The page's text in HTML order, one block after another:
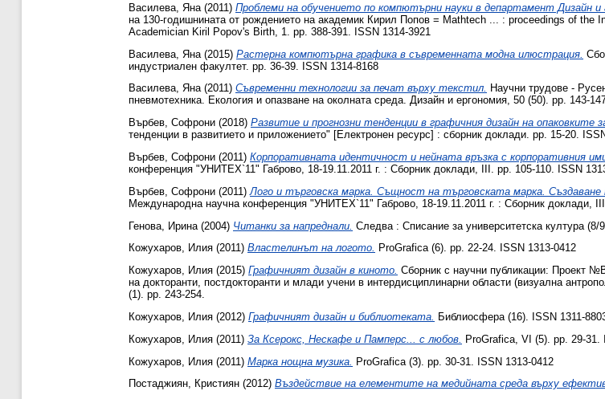
Василева, Яна (2011) Проблеми на обучението по компютърни науки в департамент Дизайн
на 130-годишнината от рождението на академик Кирил Попов = Mathtech ... : proceedings of the
Academician Kiril Popov's Birth, 1. pp. 388-391. ISSN 1314-3921
Василева, Яна (2015) Растерна компютърна графика в съвременната модна илюстрация.
индустриален факултет. pp. 36-39. ISSN 1314-8168
Василева, Яна(2011) Съвременни технологии за печат върху текстил. Научни трудове -
пневмотехника. Екология и опазване на околната среда. Дизайн и ергономия, 50 (50). pp. 143-
Върбев, Софрони (2018) Развитие и прогнозни тенденции в графичния дизайн на опаковките
тенденции в развитието и приложението" [Електронен ресурс] : сборник доклади. pp. 15-20.
Върбев, Софрони (2011) Корпоративната идентичност и нейната връзка с корпоративния
конференция "УНИТЕХ`11" Габрово, 18-19.11.2011 г. : Сборник доклади, III. pp. 105-110. ISSN
Върбев, Софрони (2011) Лого и търговска марка. Същност на търговската марка.
Международна научна конференция "УНИТЕХ`11" Габрово, 18-19.11.2011 г. : Сборник доклади,
Генова, Ирина (2004) Читанки за напреднали. Следва : Списание за университетска култура (8/
Кожухаров, Илия (2011) Властелинът на логото. ProGrafica (6). pp. 22-24. ISSN 1313-0412
Кожухаров, Илия (2015) Графичният дизайн в киното. Сборник с научни публикации: Проект
на докторанти, постдокторанти и млади учени в интердисциплинарни области (визуална
(1). pp. 243-254.
Кожухаров, Илия (2012) Графичният дизайн и библиотеката. Библиосфера (16). ISSN 1311-
Кожухаров, Илия (2011) За Ксерокс, Нескафе и Памперс... с любов.
ProGrafica, VI (5). pp. 29-31.
Кожухаров, Илия (2011) Марка нощна музика. ProGrafica (3). pp. 30-31. ISSN 1313-0412
Постаджиян, Кристиян (2012) Въздействие на елементите на медийната среда върху